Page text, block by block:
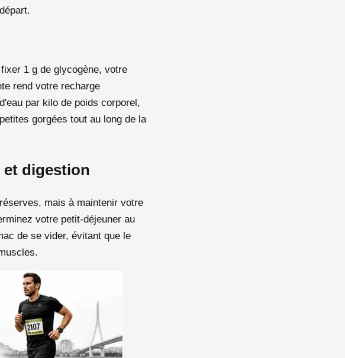
1 g de glycogène, votre
rend votre recharge
par kilo de poids corporel,
gorgées tout au long de la
digestion
mais à maintenir votre
votre petit-déjeuner au
de se vider, évitant que le